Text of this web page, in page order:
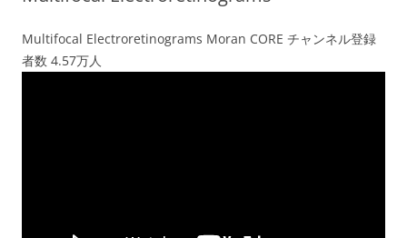
Multifocal Electroretinograms Moran CORE チャンネル登録
者数 4.57万人